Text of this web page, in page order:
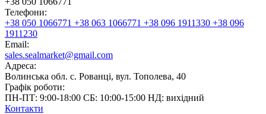
Телефони:
+38 050 1066771 +38 063 1066771 +38 096 1911330 +38 096
1911230
Email:
sales.sealmarket@gmail.com
Адреса:
Волинська обл. с. Рованці, вул. Тополева, 40
Графік роботи:
ПН-ПТ: 9:00-18:00 СБ: 10:00-15:00 НД: вихідний
Контакти